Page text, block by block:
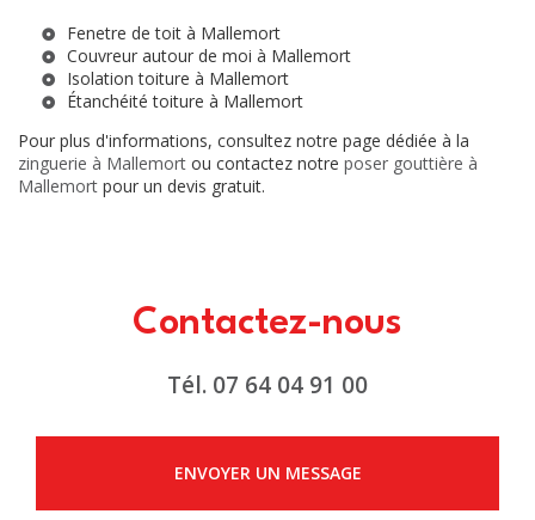
Fenetre de toit à Mallemort
Couvreur autour de moi à Mallemort
Isolation toiture à Mallemort
Étanchéité toiture à Mallemort
Pour plus d'informations, consultez notre page dédiée à la
zinguerie à Mallemort ou contactez notre poser gouttière à
Mallemort pour un devis gratuit.
Contactez-nous
Tél. 07 64 04 91 00
ENVOYER UN MESSAGE